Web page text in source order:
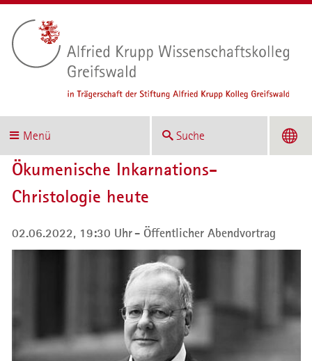
Menü Suche
Ökumenische Inkarnations-
Christologie heute
02.06.2022, 19:30 Uhr Öffentlicher Abendvortrag